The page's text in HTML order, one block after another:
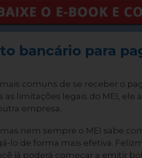
bancário para
comuns de se receber o
limitações legais do MEI, ele
empresa.
nem sempre o MEI sabe
lo de forma mais efetiva.
já poderá começar a emitir